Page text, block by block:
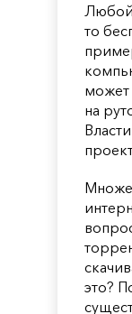
то
может
на
это?